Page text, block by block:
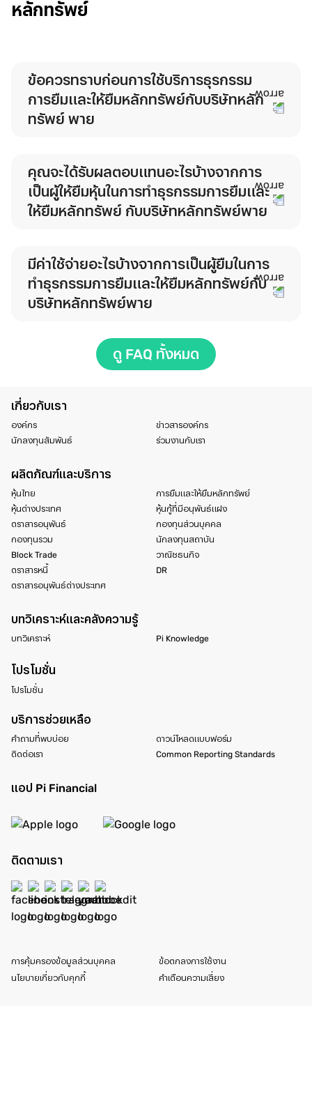
หลักทรัพย์
ข้อควรทราบก่อนการใช้บริการธุรกรรม
การยืมและให้ยืมหลักทรัพย์กับบริษัทหลัก
ทรัพย์ พาย
คุณจะได้รับผลตอบแทนอะไรบ้างจากการ
เป็นผู้ให้ยืมหุ้นในการทำธุรกรรมการยืมและ
ให้ยืมหลักทรัพย์ กับบริษัทหลักทรัพย์พาย
มีค่าใช้จ่ายอะไรบ้างจากการเป็นผู้ยืมในการ
ทำธุรกรรมการยืมและให้ยืมหลักทรัพย์กับ
บริษัทหลักทรัพย์พาย
ดู FAQ ทั้งหมด
เกี่ยวกับเรา
องค์กร
นักลงทุนสัมพันธ์
ข่าวสารองค์กร
ร่วมงานกับเรา
ผลิตภัณฑ์และบริการ
หุ้นไทย
หุ้นต่างประเทศ
ตราสารอนุพันธ์
กองทุนรวม
Block Trade
ตราสารหนี้
ตราสารอนุพันธ์ต่างประเทศ
การยืมและให้ยืมหลักทรัพย์
หุ้นกู้ที่มีอนุพันธ์แฝง
กองทุนส่วนบุคคล
นักลงทุนสถาบัน
วาณิชธนกิจ
DR
บทวิเคราะห์และคลังความรู้
บทวิเคราะห์ Pi Knowledge
โปรโมชั่น
โปรโมชั่น
บริการช่วยเหลือ
คำถามที่พบบ่อย
ดาวน์โหลดแบบฟอร์ม
ติดต่อเรา
Common Reporting Standards
แอป Pi Financial
ติดตามเรา
การคุ้มครองข้อมูลส่วนบุคคล
ข้อตกลงการใช้งาน
นโยบายเกี่ยวกับคุกกี้
คำเตือนความเสี่ยง